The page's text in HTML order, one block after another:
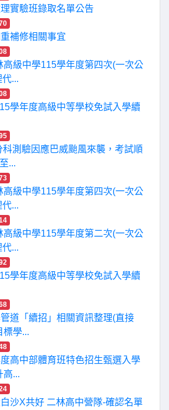
實驗班錄取名單公告
補修相關事宜
高級中學115學年度第四次(一次公
...
學年度高級中等學校免試入學續
科測驗因應巴威颱風來襲，考試順
...
高級中學115學年度第四次(一次公
...
高級中學115學年度第二次(一次公
...
學年度高級中等學校免試入學續
道「續招」相關資訊整理(直接
標學...
高中部體育班特色招生甄選入學
高...
沙X共好 二林高中營隊-確認名單